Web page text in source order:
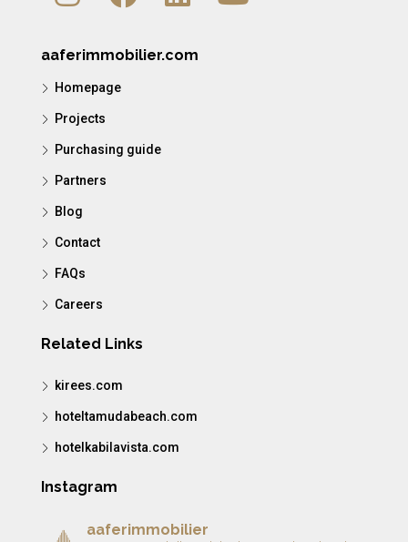
aaferimmobilier.com
Homepage
Projects
Purchasing guide
Partners
Blog
Contact
FAQs
Careers
Related Links
kirees.com
hoteltamudabeach.com
hotelkabilavista.com
Instagram
aaferimmobilier